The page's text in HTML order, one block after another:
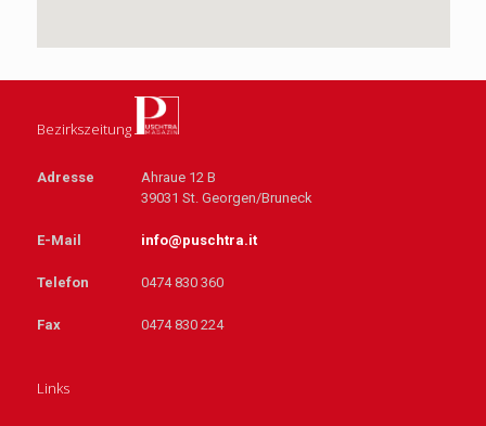
Bezirkszeitung
Adresse
Ahraue 12 B
39031 St. Georgen/Bruneck
E-Mail info@puschtra.it
Telefon 0474 830 360
Fax 0474 830 224
Links